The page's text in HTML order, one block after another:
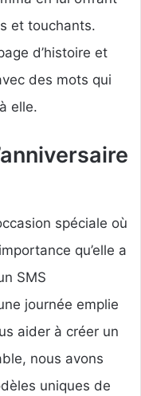
et touchants.
d’histoire et
des mots qui
elle.
spéciale où
qu’elle a
SMS
journée emplie
aider à créer un
nous avons
uniques de